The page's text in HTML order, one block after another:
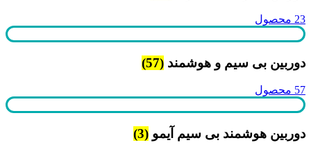
23 محصول
دوربین بی سیم و هوشمند (57)
57 محصول
دوربین هوشمند بی سیم آیمو (3)